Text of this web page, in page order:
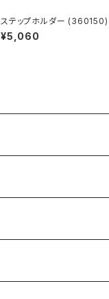
ステップホルダー (360150)
¥5,060